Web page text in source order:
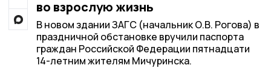
во взрослую жизнь
В новом здании ЗАГС (начальник О.В. Рогова) в
праздничной обстановке вручили паспорта
граждан Российской Федерации пятнадцати
14-летним жителям Мичуринска.